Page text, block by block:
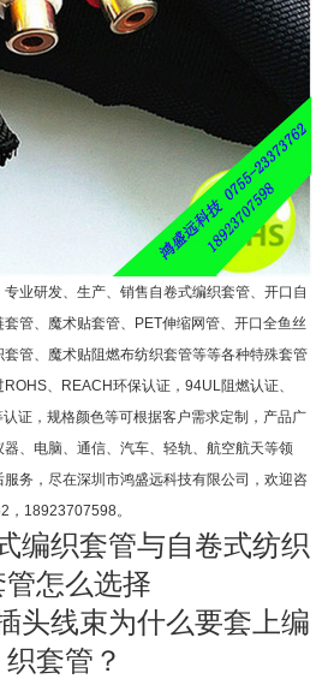
业研发、生产、销售自卷式编织套管、开口自
管、魔术贴套管、PET伸缩网管、开口全鱼丝
管、魔术贴阻燃布纺织套管等等各种特殊套管
、REACH环保认证，94UL阻燃认证、
证，规格颜色等可根据客户需求定制，产品广
、电脑、通信、汽车、轻轨、航空航天等领
务，尽在深圳市鸿盛远科技有限公司，欢迎咨
，18923707598。
编织套管与自卷式纺织
管怎么选择
头线束为什么要套上编
织套管？